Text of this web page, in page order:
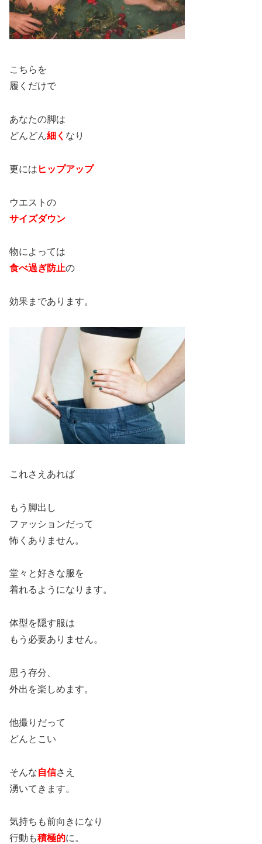
こちらを
履くだけで
あなたの脚は
どんどん細く なり
更には ヒップアップ
ウエストの
サイズダウン
物によっては
食べ過ぎ防止の
効果まであります。
これさえあれば
もう脚出し
ファッションだって
怖くありません。
堂々と好きな服を
着れるようになります。
体型を隠す服は
もう必要ありません。
思う存分、
外出を楽しめます。
他撮りだって
どんとこい
そんな自信さえ
湧いてきます。
気持ちも前向きになり
行動も積極的に。